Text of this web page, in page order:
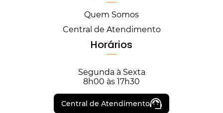
Quem Somos
Central de Atendimento
Horários
Segunda à Sexta
8h00 às 17h30
Central de Atendimento